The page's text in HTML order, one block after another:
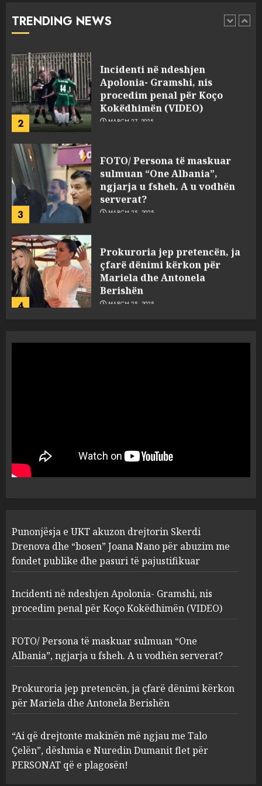
TRENDING NEWS
1
pasuri të pajustifikuar
2
Incidenti në ndeshjen
Apolonia- Gramshi, nis
procedim penal për Koço
Kokëdhimën (VIDEO)
MARCH 27, 2025
3
FOTO/ Persona të maskuar
sulmuan “One Albania”,
ngjarja u fsheh. A u vodhën
serverat?
MARCH 25, 2025
4
Prokuroria jep pretencën, ja
çfarë dënimi kërkon për
Mariela dhe Antonela
Berishën
MARCH 25, 2025
1
“bosen” Joana Nano për
abuzim me fondet publike dhe
pasuri të pajustifikuar
2
Apolonia- Gramshi, nis
procedim penal për Koço
Kokëdhimën (VIDEO)
MARCH 27, 2025
3
FOTO/ Persona të maskuar
sulmuan “One Albania”,
ngjarja u fsheh. A u vodhën
serverat?
MARCH 25, 2025
4
Prokuroria jep pretencën, ja
çfarë dënimi kërkon për
Berishën
MARCH 25, 2025
Punonjësja e UKT akuzon drejtorin Skerdi
Drenova dhe “bosen” Joana Nano për abuzim me
fondet publike dhe pasuri të pajustifikuar
Incidenti në ndeshjen Apolonia- Gramshi, nis
procedim penal për Koço Kokëdhimën (VIDEO)
FOTO/ Persona të maskuar sulmuan “One
Albania”, ngjarja u fsheh. A u vodhën serverat?
Prokuroria jep pretencën, ja çfarë dënimi kërkon
për Mariela dhe Antonela Berishën
“Ai që drejtonte makinën më ngjau me Talo
Çelën”, dëshmia e Nuredin Dumanit flet për
PERSONAT që e plagosën!